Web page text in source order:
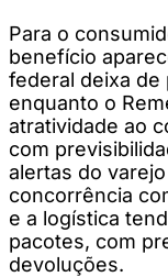
Para o
benefício
federal deixa de
enquanto o
atratividade ao
com
alertas do
concorrência
e a logística
pacotes, com
devoluções.